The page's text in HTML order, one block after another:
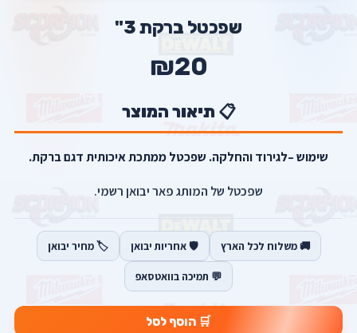
שפכטל ברקת 3"
₪20
📋 תיאור המוצר
שימוש –לגירוד והחלקה. שפכטל ממתכת איכותית דגם ברקת.
שפכטל של המותג פאר יבואן רשמי.
🚚 משלוח לכל הארץ 🛡️ אחריות יבואן 🏷️ מחיר יבואן
💬 תמיכה בוואטסאפ
🛒 הוסף לסל